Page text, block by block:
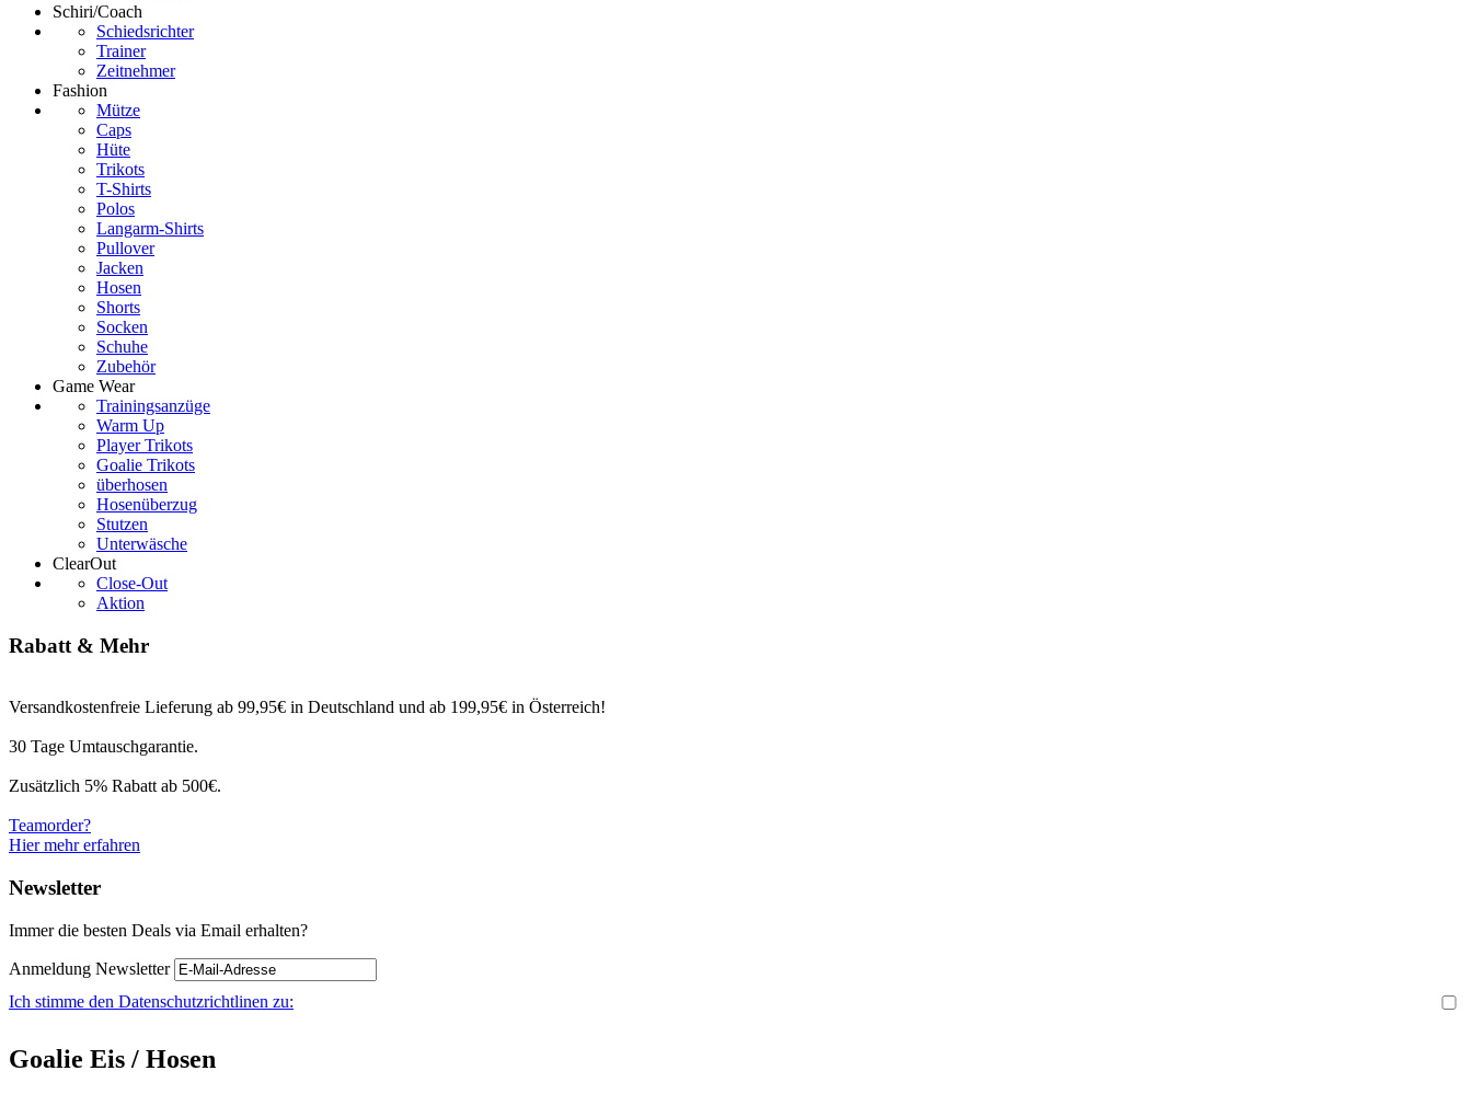
Schiri/Coach
Schiedsrichter
Trainer
Zeitnehmer
Fashion
Mütze
Caps
Hüte
Trikots
T-Shirts
Polos
Langarm-Shirts
Pullover
Jacken
Hosen
Shorts
Socken
Schuhe
Zubehör
Game Wear
Trainingsanzüge
Warm Up
Player Trikots
Goalie Trikots
überhosen
Hosenüberzug
Stutzen
Unterwäsche
ClearOut
Close-Out
Aktion
Rabatt & Mehr
Versandkostenfreie Lieferung ab 99,95€ in Deutschland und ab 199,95€ in Österreich!
30 Tage Umtauschgarantie.
Zusätzlich 5% Rabatt ab 500€.
Teamorder?
Hier mehr erfahren
Newsletter
Immer die besten Deals via Email erhalten?
Anmeldung Newsletter
Ich stimme den Datenschutzrichtlinen zu:
Goalie Eis / Hosen